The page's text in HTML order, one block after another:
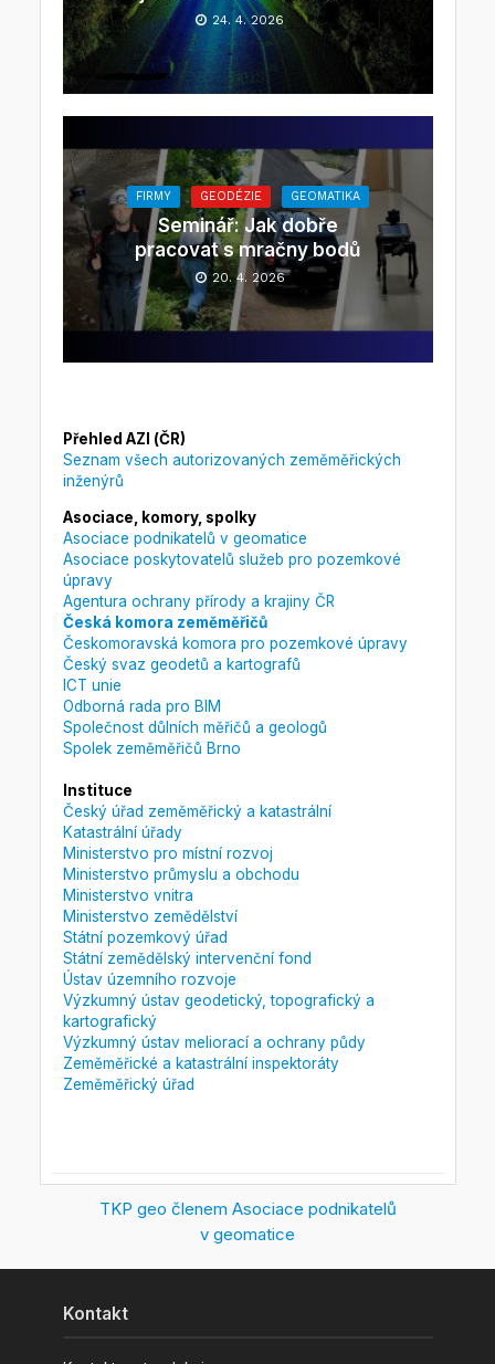
24. 4. 2026
FIRMY GEODÉZIE GEOMATIKA
Seminář: Jak dobře
pracovat s mračny bodů
20. 4. 2026
Přehled AZI (ČR)
Seznam všech autorizovaných zeměměřických
inženýrů
Asociace, komory, spolky
Asociace podnikatelů v geomatice
Asociace poskytovatelů služeb pro pozemkové
úpravy
Agentura ochrany přírody a krajiny ČR
Česká komora zeměměřičů
Českomoravská komora pro pozemkové úpravy
Český svaz geodetů a kartografů
ICT unie
Odborná rada pro BIM
Společnost důlních měřičů a geologů
Spolek zeměměřičů Brno
Instituce
Český úřad zeměměřický a katastrální
Katastrální úřady
Ministerstvo pro místní rozvoj
Ministerstvo průmyslu a obchodu
Ministerstvo vnitra
Ministerstvo zemědělství
Státní pozemkový úřad
Státní zemědělský intervenční fond
Ústav územního rozvoje
Výzkumný ústav geodetický, topografický a
kartografický
Výzkumný ústav meliorací a ochrany půdy
Zeměměřické a katastrální inspektoráty
Zeměměřický úřad
TKP geo členem Asociace podnikatelů
v geomatice
Kontakt